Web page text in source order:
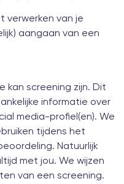
verwerken van je
aangaan van een
kan screening zijn. Dit
informatie over
media-profiel(en). We
tijdens het
Natuurlijk
met jou. We wijzen
van een screening.